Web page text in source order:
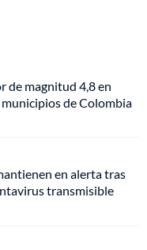
de magnitud 4,8 en
de Colombia
en alerta tras
transmisible